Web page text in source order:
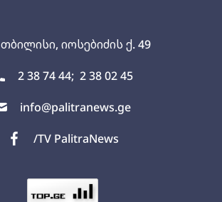
თბილისი, იოსებიძის ქ. 49
2 38 74 44; 2 38 02 45
info@palitranews.ge
/TV PalitraNews